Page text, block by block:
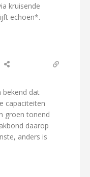
kruisende
echoën*.
bekend dat
capaciteiten
groen tonend
daarop
anders is